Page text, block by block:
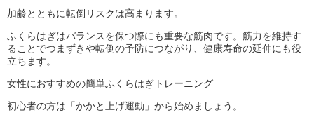
加齢とともに転倒リスクは高まります。
ふくらはぎはバランスを保つ際にも重要な筋肉です。筋力を維持す
ることでつまずきや転倒の予防につながり、健康寿命の延伸にも役
立ちます。
女性におすすめの簡単ふくらはぎトレーニング
初心者の方は「かかと上げ運動」から始めましょう。